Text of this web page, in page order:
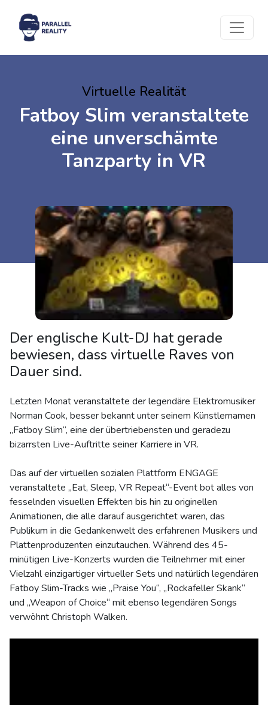
Virtuelle Realität
Fatboy Slim veranstaltete
eine unverschämte
Tanzparty in VR
Der englische Kult-DJ hat gerade
bewiesen, dass virtuelle Raves von
Dauer sind.
Letzten Monat veranstaltete der legendäre Elektromusiker
Norman Cook, besser bekannt unter seinem Künstlernamen
„Fatboy Slim“, eine der übertriebensten und geradezu
bizarrsten Live-Auftritte seiner Karriere in VR.
Das auf der virtuellen sozialen Plattform ENGAGE
veranstaltete „Eat, Sleep, VR Repeat“-Event bot alles von
fesselnden visuellen Effekten bis hin zu originellen
Animationen, die alle darauf ausgerichtet waren, das
Publikum in die Gedankenwelt des erfahrenen Musikers und
Plattenproduzenten einzutauchen. Während des 45-
minütigen Live-Konzerts wurden die Teilnehmer mit einer
Vielzahl einzigartiger virtueller Sets und natürlich legendären
Fatboy Slim-Tracks wie „Praise You“, „Rockafeller Skank“
und „Weapon of Choice“ mit ebenso legendären Songs
verwöhnt Christoph Walken.